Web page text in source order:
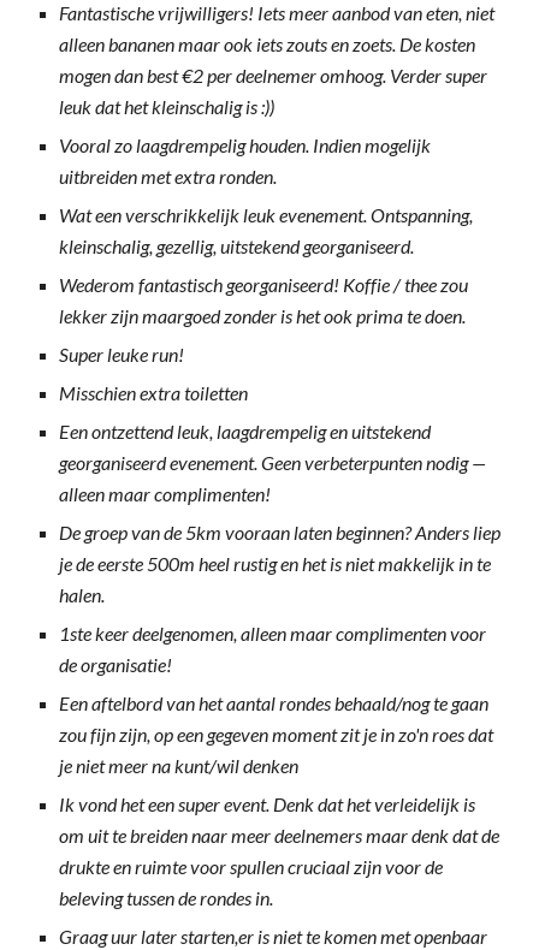
Fantastische vrijwilligers! Iets meer aanbod van eten, niet
alleen bananen maar ook iets zouts en zoets. De kosten
mogen dan best €2 per deelnemer omhoog. Verder super
leuk dat het kleinschalig is :))
Vooral zo laagdrempelig houden. Indien mogelijk
uitbreiden met extra ronden.
Wat een verschrikkelijk leuk evenement. Ontspanning,
kleinschalig, gezellig, uitstekend georganiseerd.
Wederom fantastisch georganiseerd! Koffie / thee zou
lekker zijn maargoed zonder is het ook prima te doen.
Super leuke run!
Misschien extra toiletten
Een ontzettend leuk, laagdrempelig en uitstekend
georganiseerd evenement. Geen verbeterpunten nodig —
alleen maar complimenten!
De groep van de 5km vooraan laten beginnen? Anders liep
je de eerste 500m heel rustig en het is niet makkelijk in te
halen.
1ste keer deelgenomen, alleen maar complimenten voor
de organisatie!
Een aftelbord van het aantal rondes behaald/nog te gaan
zou fijn zijn, op een gegeven moment zit je in zo'n roes dat
je niet meer na kunt/wil denken
Ik vond het een super event. Denk dat het verleidelijk is
om uit te breiden naar meer deelnemers maar denk dat de
drukte en ruimte voor spullen cruciaal zijn voor de
beleving tussen de rondes in.
Graag uur later starten,er is niet te komen met openbaar